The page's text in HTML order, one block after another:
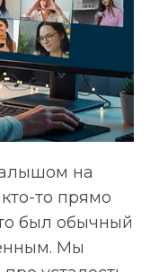
на
то прямо
был обычный
Мы